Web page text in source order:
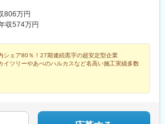
店／新潟県新潟市・北陸営業所／石川県金沢
支店／愛知県小牧市・静岡支店／静岡県静岡
県神戸市＜中国・四国＞・四国支店／香川県
広島県広島市＜九州＞・福岡支店／福岡県福
本県熊本市※受動喫煙対策あり（屋内全面禁
駅(香川県)、古市橋駅、柚須駅、八景水谷駅、
駅、駒ケ林駅
806万円
収574万円
シェア80％！27期連続黒字の超安定型企業
イツリーやあべのハルカスなど名高い施工実績多数